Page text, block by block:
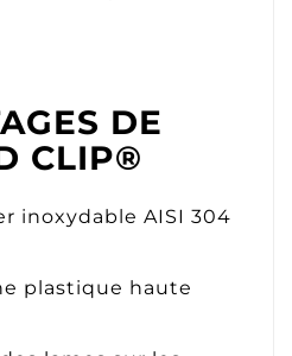
DE
CLIP®
inoxydable AISI 304
plastique haute